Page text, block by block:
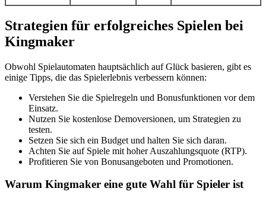
Strategien für erfolgreiches Spielen bei
Kingmaker
Obwohl Spielautomaten hauptsächlich auf Glück basieren, gibt es
einige Tipps, die das Spielerlebnis verbessern können:
Verstehen Sie die Spielregeln und Bonusfunktionen vor dem
Einsatz.
Nutzen Sie kostenlose Demoversionen, um Strategien zu
testen.
Setzen Sie sich ein Budget und halten Sie sich daran.
Achten Sie auf Spiele mit hoher Auszahlungsquote (RTP).
Profitieren Sie von Bonusangeboten und Promotionen.
Warum Kingmaker eine gute Wahl für Spieler ist